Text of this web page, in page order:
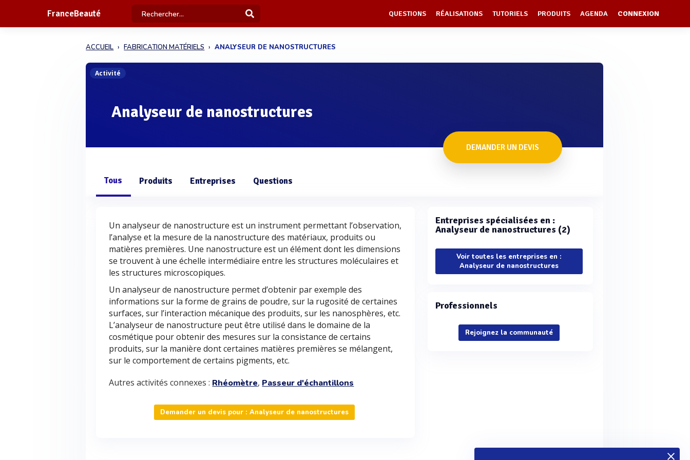
FranceBeauté QUESTIONS RÉALISATIONS TUTORIELS PRODUITS AGENDA CONNEXION
ACCUEIL FABRICATION MATÉRIELS ANALYSEUR DE NANOSTRUCTURES
Activité
Analyseur de nanostructures
DEMANDER UN DEVIS
Tous Produits Entreprises Questions
Un analyseur de nanostructure est un instrument permettant l’observation,
l’analyse et la mesure de la nanostructure des matériaux, produits ou
matières premières. Une nanostructure est un élément dont les dimensions
se trouvent à une échelle intermédiaire entre les structures moléculaires et
les structures microscopiques.
Un analyseur de nanostructure permet d’obtenir par exemple des
informations sur la forme de grains de poudre, sur la rugosité de certaines
surfaces, sur l’interaction mécanique des produits, sur les nanosphères, etc.
L’analyseur de nanostructure peut être utilisé dans le domaine de la
cosmétique pour obtenir des mesures sur la consistance de certains
produits, sur la manière dont certaines matières premières se mélangent,
sur le comportement de certains pigments, etc.
Autres activités connexes : Rhéomètre, Passeur d'échantillons
Demander un devis pour : Analyseur de nanostructures
Entreprises spécialisées en :
Analyseur de nanostructures (2)
Voir toutes les entreprises en :
Analyseur de nanostructures
Professionnels
Rejoignez la communauté